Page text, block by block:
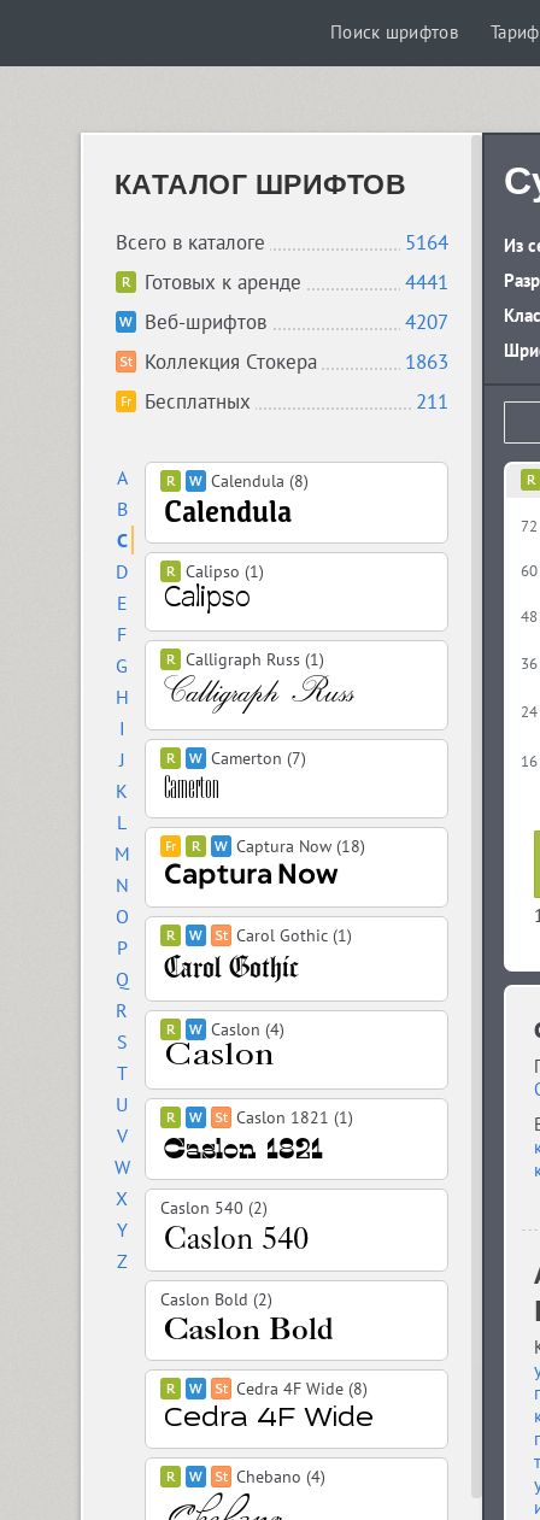
Поиск шрифтов
КАТАЛОГ ШРИФТОВ
Всего в каталоге
5164
Готовых к аренде
4441
Веб-шрифтов
4207
Коллекция Стокера
1863
Бесплатных
211
A
B
C
D
E
F
G
H
I
J
K
L
M
N
O
P
Q
R
S
T
U
V
W
X
Y
Z
Calendula (8)
Calipso (1)
Calligraph Russ (1)
Camerton (7)
Captura Now (18)
Carol Gothic (1)
Caslon (4)
Caslon 1821 (1)
Caslon 540 (2)
Caslon Bold (2)
Cedra 4F Wide (8)
Chebano (4)
Из